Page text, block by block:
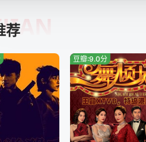
荐
豆瓣:9.0分